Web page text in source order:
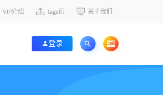
VIP介绍 tags页 关于我们
登录